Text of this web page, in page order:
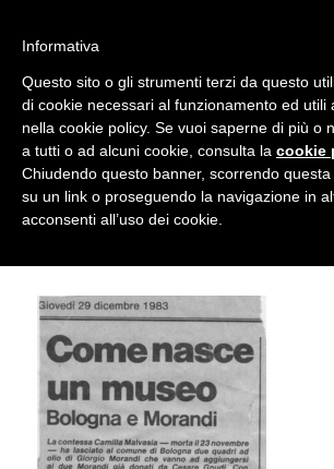
Come nasce un museo.
Morandi. Resto del
accetta l'uso dei cookies previsto nella
Fai clic per abilitare/disabilitare il
Google Analytics.
OK Privacy e cookie
Informativa
Questo sito o gli strumenti terzi da questo
di cookie necessari al funzionamento ed utili
nella cookie policy. Se vuoi saperne di più o
a tutti o ad alcuni cookie, consulta la cookie
Chiudendo questo banner, scorrendo
su un link o proseguendo la navigazione in
acconsenti all’uso dei cookie.